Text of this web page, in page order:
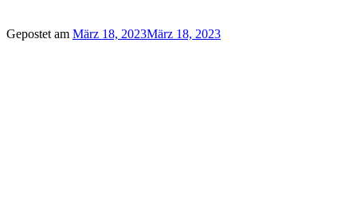
Gepostet am März 18, 2023März 18, 2023